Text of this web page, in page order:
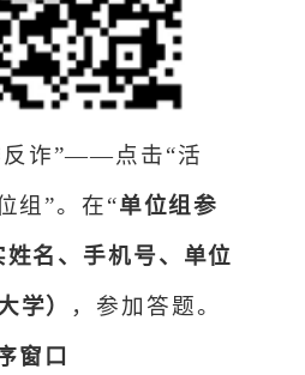
反诈”——点击“活
”。 在“单位组参
姓名、手机号、单位
学）
，参加答题。
窗口